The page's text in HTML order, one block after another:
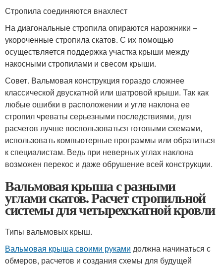
Стропила соединяются внахлест
На диагональные стропила опираются нарожники –
укороченные стропила скатов. С их помощью
осуществляется поддержка участка крыши между
накосными стропилами и свесом крыши.
Совет. Вальмовая конструкция гораздо сложнее
классической двускатной или шатровой крыши. Так как
любые ошибки в расположении и угле наклона ее
стропил чреваты серьезными последствиями, для
расчетов лучше воспользоваться готовыми схемами,
использовать компьютерные программы или обратиться
к специалистам. Ведь при неверных углах наклона
возможен перекос и даже обрушение всей конструкции.
Вальмовая крыша с разными
углами скатов. Расчет стропильной
системы для четырехскатной кровли
Типы вальмовых крыш.
Вальмовая крыша своими руками должна начинаться с
обмеров, расчетов и создания схемы для будущей